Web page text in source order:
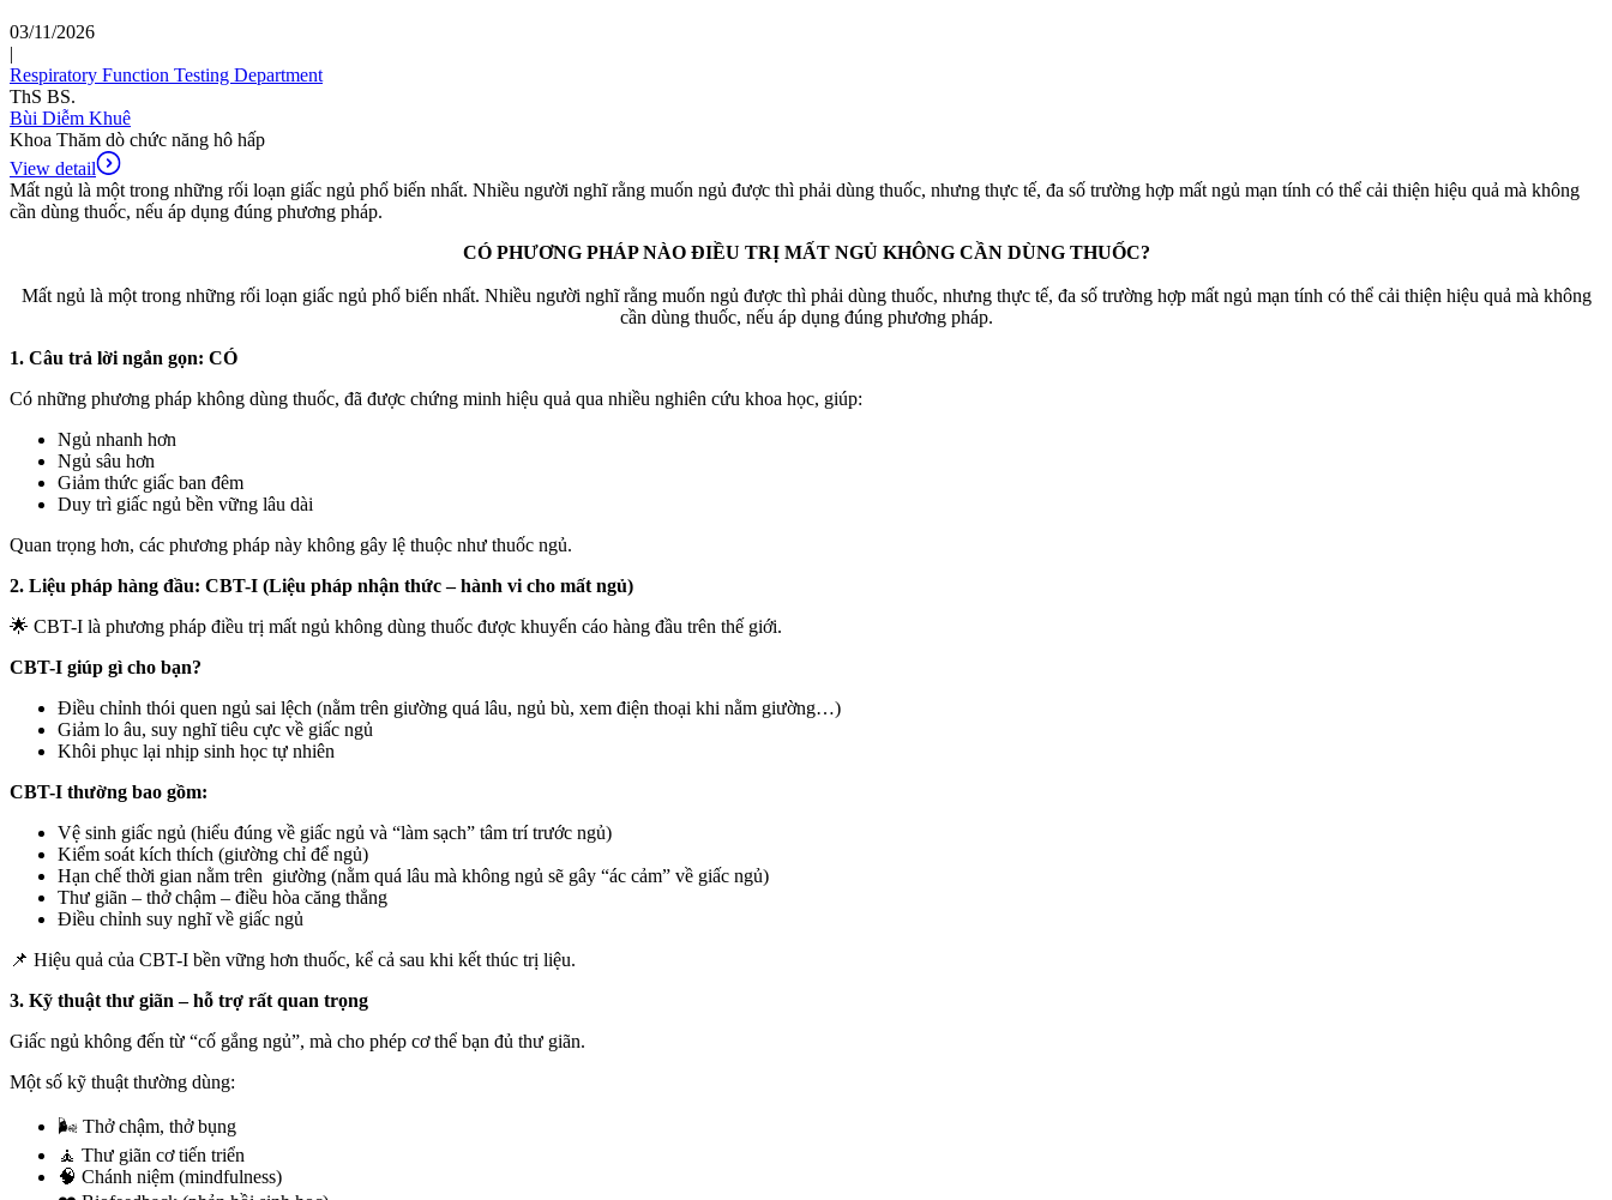
03/11/2026
|
Respiratory Function Testing Department
ThS BS.
Bùi Diễm Khuê
Khoa Thăm dò chức năng hô hấp
View detail
Mất ngủ là một trong những rối loạn giấc ngủ phổ biến nhất. Nhiều người nghĩ rằng muốn ngủ được thì phải dùng thuốc, nhưng thực tế, đa số trường hợp mất ngủ mạn tính có thể cải thiện hiệu quả mà không
cần dùng thuốc, nếu áp dụng đúng phương pháp.
CÓ PHƯƠNG PHÁP NÀO ĐIỀU TRỊ MẤT NGỦ KHÔNG CẦN DÙNG THUỐC?
Mất ngủ là một trong những rối loạn giấc ngủ phổ biến nhất. Nhiều người nghĩ rằng muốn ngủ được thì phải dùng thuốc, nhưng thực tế, đa số trường hợp mất ngủ mạn tính có thể cải thiện hiệu quả mà không
cần dùng thuốc, nếu áp dụng đúng phương pháp.
1. Câu trả lời ngắn gọn: CÓ
Có những phương pháp không dùng thuốc, đã được chứng minh hiệu quả qua nhiều nghiên cứu khoa học, giúp:
Ngủ nhanh hơn
Ngủ sâu hơn
Giảm thức giấc ban đêm
Duy trì giấc ngủ bền vững lâu dài
Quan trọng hơn, các phương pháp này không gây lệ thuộc như thuốc ngủ.
2. Liệu pháp hàng đầu: CBT-I (Liệu pháp nhận thức – hành vi cho mất ngủ)
🌟 CBT-I là phương pháp điều trị mất ngủ không dùng thuốc được khuyến cáo hàng đầu trên thế giới.
CBT-I giúp gì cho bạn?
Điều chỉnh thói quen ngủ sai lệch (nằm trên giường quá lâu, ngủ bù, xem điện thoại khi nằm giường…)
Giảm lo âu, suy nghĩ tiêu cực về giấc ngủ
Khôi phục lại nhịp sinh học tự nhiên
CBT-I thường bao gồm:
Vệ sinh giấc ngủ (hiểu đúng về giấc ngủ và “làm sạch” tâm trí trước ngủ)
Kiểm soát kích thích (giường chỉ để ngủ)
Hạn chế thời gian nằm trên giường (nằm quá lâu mà không ngủ sẽ gây “ác cảm” về giấc ngủ)
Thư giãn – thở chậm – điều hòa căng thẳng
Điều chỉnh suy nghĩ về giấc ngủ
📌 Hiệu quả của CBT-I bền vững hơn thuốc, kể cả sau khi kết thúc trị liệu.
3. Kỹ thuật thư giãn – hỗ trợ rất quan trọng
Giấc ngủ không đến từ “cố gắng ngủ”, mà cho phép cơ thể bạn đủ thư giãn.
Một số kỹ thuật thường dùng:
🌬️ Thở chậm, thở bụng
🧘 Thư giãn cơ tiến triển
🧠 Chánh niệm (mindfulness)